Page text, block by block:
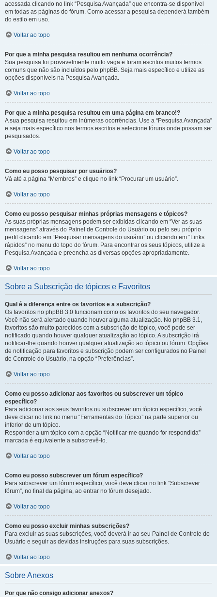
acessada clicando no link “Pesquisa Avançada” que encontra-se disponível
em todas as páginas do fórum. Como acessar a pesquisa dependerá também
do estilo em uso.
Voltar ao topo
Por que a minha pesquisa resultou em nenhuma ocorrência?
Sua pesquisa foi provavelmente muito vaga e foram escritos muitos termos
comuns que não são incluídos pelo phpBB. Seja mais específico e utilize as
opções disponíveis na Pesquisa Avançada.
Voltar ao topo
Por que a minha pesquisa resultou em uma página em branco!?
A sua pesquisa resultou em inúmeras ocorrências. Use a “Pesquisa Avançada”
e seja mais específico nos termos escritos e selecione fóruns onde possam ser
pesquisados.
Voltar ao topo
Como eu posso pesquisar por usuários?
Vá até a página “Membros” e clique no link “Procurar um usuário”.
Voltar ao topo
Como eu posso pesquisar minhas próprias mensagens e tópicos?
As suas próprias mensagens podem ser exibidas clicando em “Ver as suas
mensagens” através do Painel de Controle do Usuário ou pelo seu próprio
perfil clicando em “Pesquisar mensagens do usuário” ou clicando em “Links
rápidos” no menu do topo do fórum. Para encontrar os seus tópicos, utilize a
Pesquisa Avançada e preencha as diversas opções apropriadamente.
Voltar ao topo
Sobre a Subscrição de tópicos e Favoritos
Qual é a diferença entre os favoritos e a subscrição?
Os favoritos no phpBB 3.0 funcionam como os favoritos do seu navegador.
Você não será alertado quando houver alguma atualização. No phpBB 3.1,
favoritos são muito parecidos com a subscrição de tópico, você pode ser
notificado quando houver qualquer atualização ao tópico. A subscrição irá
notificar-lhe quando houver qualquer atualização ao tópico ou fórum. Opções
de notificação para favoritos e subscrição podem ser configurados no Painel
de Controle do Usuário, na opção “Preferências”.
Voltar ao topo
Como eu posso adicionar aos favoritos ou subscrever um tópico
específico?
Para adicionar aos seus favoritos ou subscrever um tópico específico, você
deve clicar no link no menu “Ferramentas do Tópico” na parte superior ou
inferior de um tópico.
Responder a um tópico com a opção “Notificar-me quando for respondida”
marcada é equivalente a subscrevê-lo.
Voltar ao topo
Como eu posso subscrever um fórum específico?
Para subscrever um fórum específico, você deve clicar no link “Subscrever
fórum”, no final da página, ao entrar no fórum desejado.
Voltar ao topo
Como eu posso excluir minhas subscrições?
Para excluir as suas subscrições, você deverá ir ao seu Painel de Controle do
Usuário e seguir as devidas instruções para suas subscrições.
Voltar ao topo
Sobre Anexos
Por que não consigo adicionar anexos?